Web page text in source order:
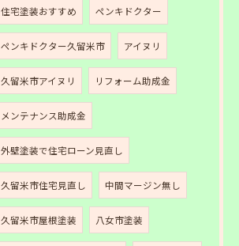
住宅塗装おすすめ ペンキドクター
ペンキドクター久留米市 アイヌリ
久留米市アイヌリ リフォーム助成金
メンテナンス助成金
外壁塗装で住宅ローン見直し
久留米市住宅見直し 中間マージン無し
久留米市屋根塗装 八女市塗装